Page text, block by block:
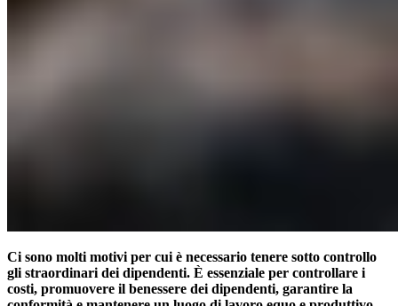
Ci sono molti motivi per cui è necessario tenere sotto controllo
gli straordinari dei dipendenti. È essenziale per controllare i
costi, promuovere il benessere dei dipendenti, garantire la